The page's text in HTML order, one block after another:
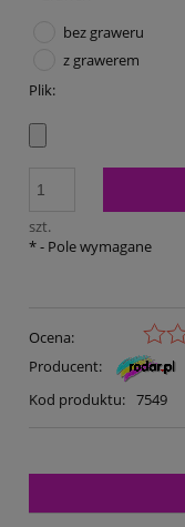
bez graweru
z grawerem
Plik:
szt.
*- Pole wymagane
Ocena:
Producent:
Kod produktu: 7549